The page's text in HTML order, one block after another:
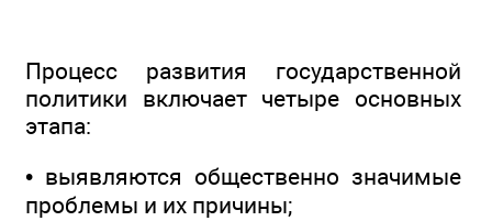
Процесс развития государственной
политики включает четыре основных
этапа:
• выявляются общественно значимые
проблемы и их причины;